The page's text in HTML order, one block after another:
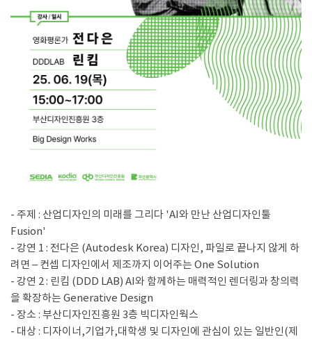
- 주제 : 산업디자인의 미래를 그리다 'AI와 만난 산업디자인툴
Fusion'
- 강연 1 : 전다은 (Autodesk Korea) 디자인, 파일로 끝나지 않게 하
려면 – 컨셉 디자인에서 제조까지 이어주는 One Solution
- 강연 2 : 린킴 (DDD LAB) AI와 함께하는 매력적인 렌더링과 창의력
을 확장하는 Generative Design
- 장소 : 부산디자인진흥원 3층 빅디자인웍스
- 대상 : 디자이너,기업가,대학생 및 디자인에 관심이 있는 일반인(제